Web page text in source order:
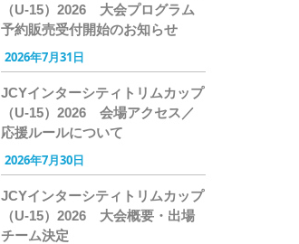
（U-15）2026 大会プログラム
予約販売受付開始のお知らせ
2026年7月31日
JCYインターシティトリムカップ
（U-15）2026 会場アクセス／
応援ルールについて
2026年7月30日
JCYインターシティトリムカップ
（U-15）2026 大会概要・出場
チーム決定